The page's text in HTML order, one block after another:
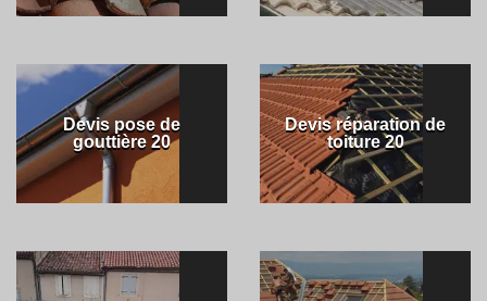
Devis pose de
gouttière 20
Devis réparation de
toiture 20